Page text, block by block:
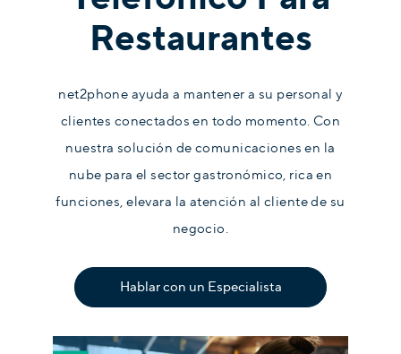
Restaurantes
net2phone ayuda a mantener a su personal y
clientes conectados en todo momento. Con
nuestra solución de comunicaciones en la
nube para el sector gastronómico, rica en
funciones, elevara la atención al cliente de su
negocio.
Hablar con un Especialista